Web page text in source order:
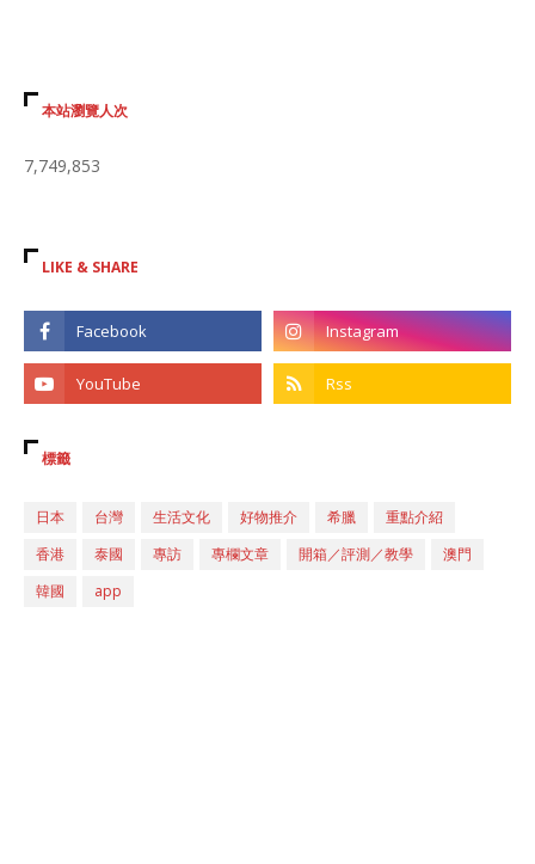
本站瀏覽人次
7,749,853
LIKE & SHARE
標籤
日本 台灣 生活文化 好物推介 希臘
重點介紹
香港
泰國 專訪 專欄文章 開箱／評測／教學
澳門
韓國
app